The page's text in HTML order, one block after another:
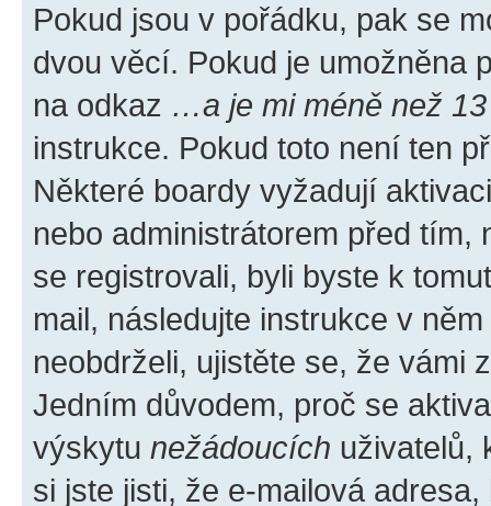
Pokud jsou v pořádku, pak se
dvou věcí. Pokud je umožněna
na odkaz …a je mi méně než
instrukce. Pokud toto není ten
Některé boardy vyžadují
nebo administrátorem před tím,
se registrovali, byli byste k
mail, následujte instrukce v
neobdrželi, ujistěte se, že vámi
Jedním důvodem, proč se
výskytu nežádoucích uživatelů,
si jste jisti, že e-mailová